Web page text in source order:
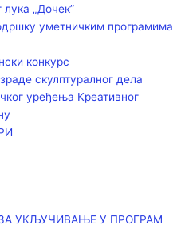
лука „Дочек”
уметничким програмима
конкурс
скулптуралног дела
уређења Креативног
УКЉУЧИВАЊЕ У ПРОГРАМ